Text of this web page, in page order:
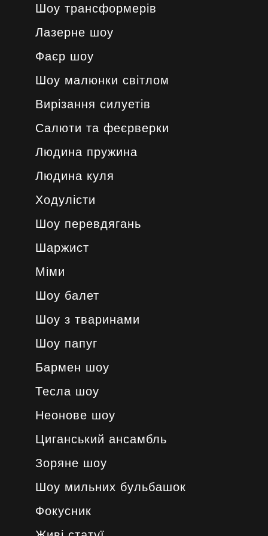
Шоу трансформерів
Лазерне шоу
Фаєр шоу
Шоу малюнки світлом
Вирізання силуетів
Салюти та феєрверки
Людина пружина
Людина куля
Ходулісти
Шоу перевдягань
Шаржист
Міми
Шоу балет
Шоу з тваринами
Шоу папуг
Бармен шоу
Тесла шоу
Неонове шоу
Циганський ансамбль
Зоряне шоу
Шоу мильних бульбашок
Фокусник